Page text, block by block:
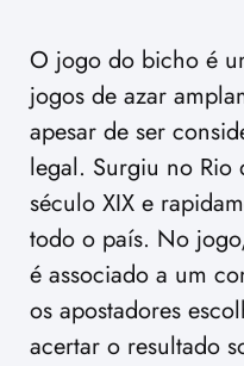
O jogo do bicho é
jogos de azar
apesar de ser
legal. Surgiu no Rio
século XIX e
todo o país. No
é associado a um
os apostadores
acertar o resultado